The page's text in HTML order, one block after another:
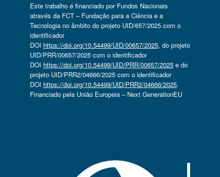
Este trabalho é financiado por Fundos Nacionais
através da FCT – Fundação para a Ciência e a
Tecnologia no âmbito do projeto UID/657/2025 com o
identificador
DOI https://doi.org/10.54499/UID/00657/2025, do projeto
UID/PRR/00657/2025 com o identificador
DOI https://doi.org/10.54499/UID/PRR/00657/2025e do
projeto UID/PRR2/04666/2025 com o identificador
DOI https://doi.org/10.54499/UID/PRR2/04666/2025.
Financiado pela União Europeia – Next GenerationEU